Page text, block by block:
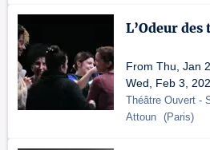
L’Odeur des
From Thu, Jan
Wed, Feb 3,
Théâtre Ouvert -
Attoun (Paris)